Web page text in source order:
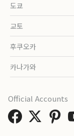
도쿄
교토
후쿠오카
카나가와
Official Accounts